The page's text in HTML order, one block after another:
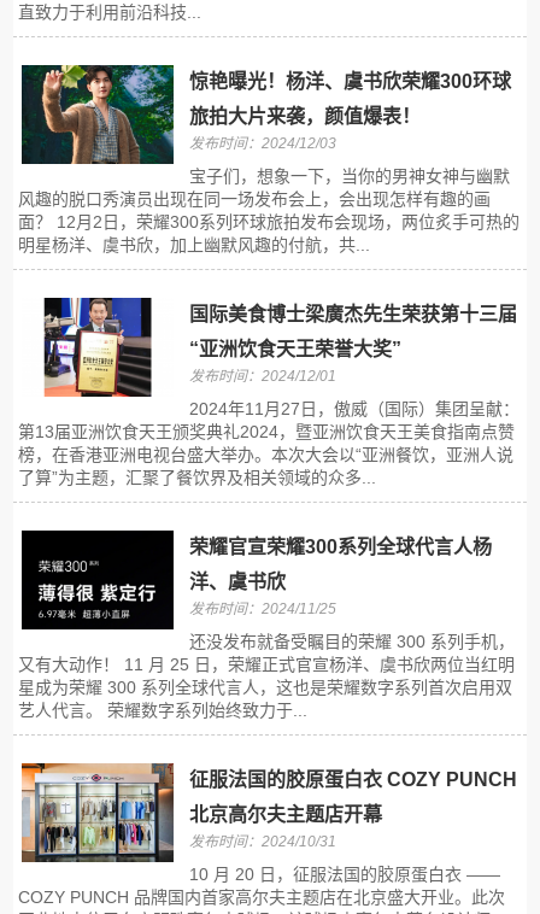
直致力于利用前沿科技...
惊艳曝光！杨洋、虞书欣荣耀300环球
旅拍大片来袭，颜值爆表！
发布时间：2024/12/03
宝子们，想象一下，当你的男神女神与幽默
风趣的脱口秀演员出现在同一场发布会上，会出现怎样有趣的画
面？ 12月2日，荣耀300系列环球旅拍发布会现场，两位炙手可热的
明星杨洋、虞书欣，加上幽默风趣的付航，共...
国际美食博士梁廣杰先生荣获第十三届
“亚洲饮食天王荣誉大奖”
发布时间：2024/12/01
2024年11月27日，傲威（国际）集团呈献：
第13届亚洲饮食天王颁奖典礼2024，暨亚洲饮食天王美食指南点赞
榜，在香港亚洲电视台盛大举办。本次大会以“亚洲餐饮，亚洲人说
了算”为主题，汇聚了餐饮界及相关领域的众多...
荣耀官宣荣耀300系列全球代言人杨
洋、虞书欣
发布时间：2024/11/25
还没发布就备受瞩目的荣耀 300 系列手机，
又有大动作！ 11 月 25 日，荣耀正式官宣杨洋、虞书欣两位当红明
星成为荣耀 300 系列全球代言人，这也是荣耀数字系列首次启用双
艺人代言。 荣耀数字系列始终致力于...
征服法国的胶原蛋白衣 COZY PUNCH
北京高尔夫主题店开幕
发布时间：2024/10/31
10 月 20 日，征服法国的胶原蛋白衣 ——
COZY PUNCH 品牌国内首家高尔夫主题店在北京盛大开业。此次